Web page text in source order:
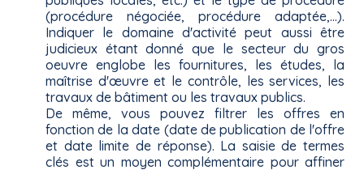
(procédure négociée, procédure adaptée,...).
Indiquer le domaine d'activité peut aussi être
judicieux étant donné que le secteur du gros
oeuvre englobe les fournitures, les études, la
maîtrise d'œuvre et le contrôle, les services, les
travaux de bâtiment ou les travaux publics.
De même, vous pouvez filtrer les offres en
fonction de la date (date de publication de l'offre
et date limite de réponse). La saisie de termes
clés est un moyen complémentaire pour affiner